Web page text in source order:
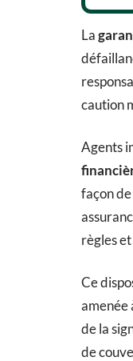
La
caution
Agents
façon
règles
Ce
amenée
de la
de